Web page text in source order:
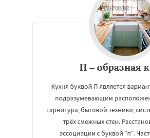
П – образная
Кухня буквой П является
подразумевающим
гарнитура, бытовой техники,
трёх смежных стен.
ассоциации с буквой “п”.